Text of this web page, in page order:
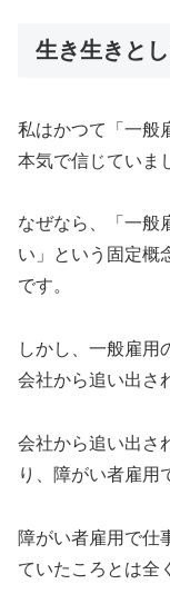
生き生きと
私はかつて「一般
本気で信じていま
なぜなら、「一般
い」という固定概
です。
しかし、一般雇用
会社から追い出さ
会社から追い出さ
り、障がい者雇用
障がい者雇用で仕
ていたころとは全